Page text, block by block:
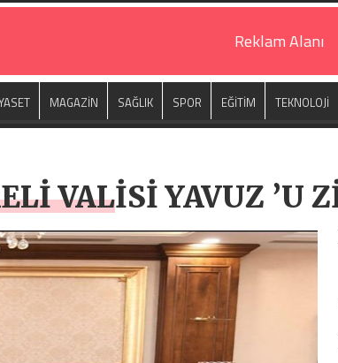
Reklam Alanı
MAGAZİN SAĞLIK SPOR EĞİTİM TEKNOLOJİ
VALİSİ YAVUZ ’U